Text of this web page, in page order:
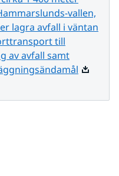
vallen,
lagra avfall i väntan
till
av avfall samt
Pdf,